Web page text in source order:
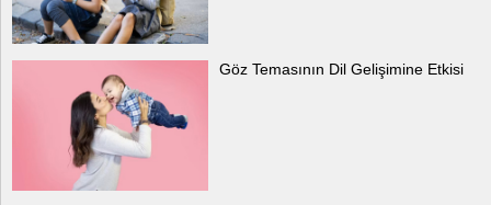
Göz Temasının Dil Gelişimine Etkisi